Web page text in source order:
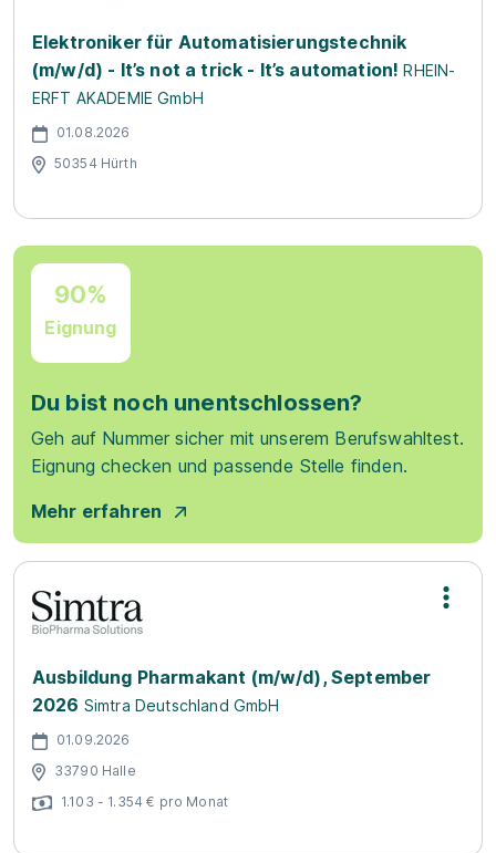
Elektroniker für Automatisierungstechnik
(m/w/d) - It’s not a trick - It’s automation! RHEIN-
ERFT AKADEMIE GmbH
01.08.2026
50354 Hürth
90%
Eignung
Du bist noch unentschlossen?
Geh auf Nummer sicher mit unserem Berufswahltest.
Eignung checken und passende Stelle finden.
Mehr erfahren
Ausbildung Pharmakant (m/w/d), September
2026 Simtra Deutschland GmbH
01.09.2026
33790 Halle
1.103 - 1.354 € pro Monat